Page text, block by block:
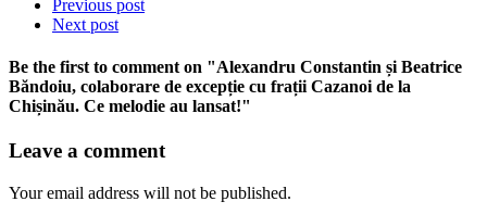
Previous post
Next post
Be the first to comment on "Alexandru Constantin și Beatrice
Băndoiu, colaborare de excepție cu frații Cazanoi de la
Chișinău. Ce melodie au lansat!"
Leave a comment
Your email address will not be published.